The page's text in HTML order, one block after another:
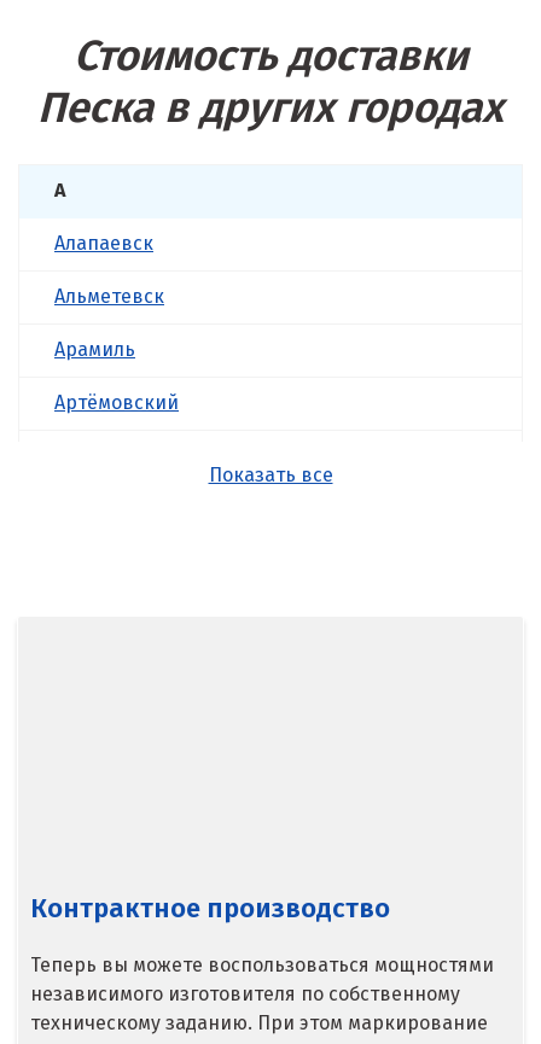
Стоимость доставки
Песка в других городах
А
Алапаевск
Альметевск
Арамиль
Артёмовский
Верхние Серги
Показать все
Контрактное производство
Теперь вы можете воспользоваться мощностями
независимого изготовителя по собственному
техническому заданию. При этом маркирование